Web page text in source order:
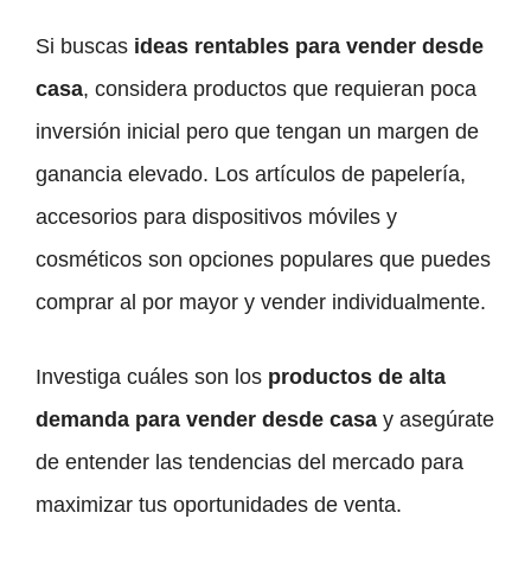
Si buscas ideas rentables para vender desde
casa, considera productos que requieran poca
inversión inicial pero que tengan un margen de
ganancia elevado. Los artículos de papelería,
accesorios para dispositivos móviles y
cosméticos son opciones populares que puedes
comprar al por mayor y vender individualmente.
Investiga cuáles son los productos de alta
demanda para vender desde casa y asegúrate
de entender las tendencias del mercado para
maximizar tus oportunidades de venta.